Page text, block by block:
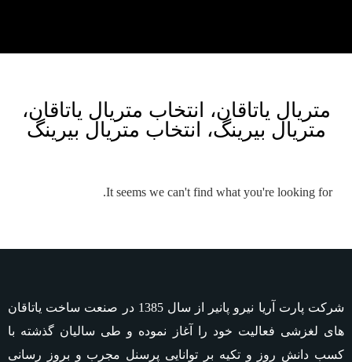
متریال یاتاقان، انتخاب متریال یاتاقان،
متریال بیرینگ، انتخاب متریال بیرینگ
It seems we can't find what you're looking for.
شرکت پارت آریا نیرو پانیر از سال 1385 در صنعت ساخت یاتاقان
های لغزشی فعالیت خود را آغاز نموده و طی سالیان گذشته با
کسب دانش روز و تکیه بر توانایی پرسنل مجرب و بروز رسانی